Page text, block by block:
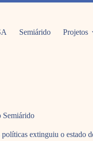
Semiárido Projetos
Semiárido
extinguiu o estado